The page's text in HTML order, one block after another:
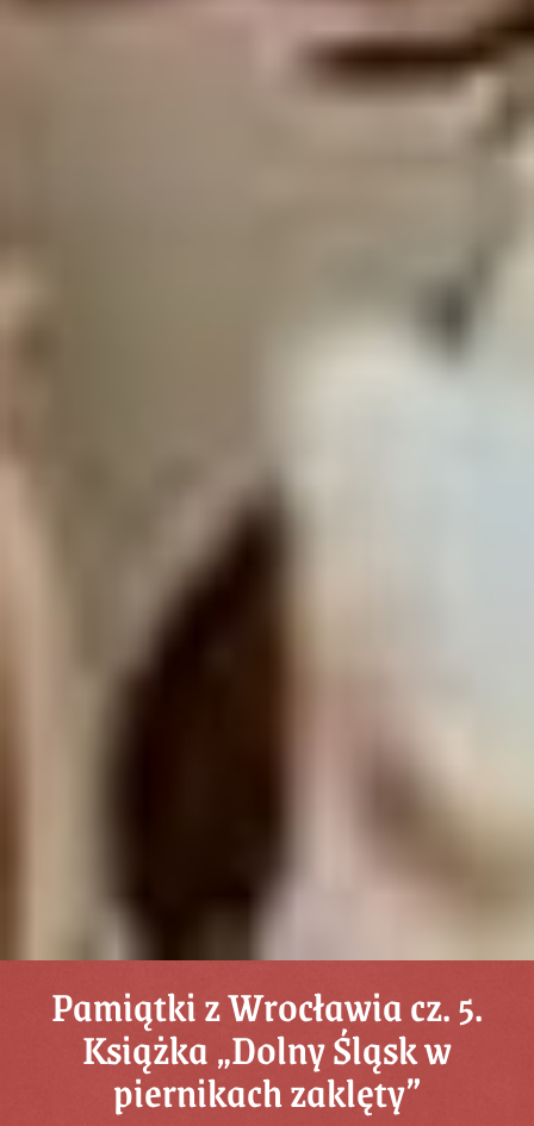
Pamiątki z Wrocławia cz. 5.
Książka „Dolny Śląsk w
piernikach zaklęty”